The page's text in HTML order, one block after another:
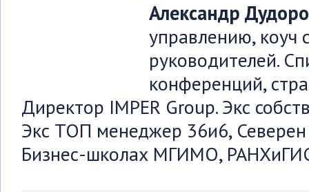
Александр
управлению, коуч
руководителей.
конференций,
Директор IMPER Group. Экс
Экс ТОП менеджер 36и6, Северен
Бизнес-школах МГИМО,